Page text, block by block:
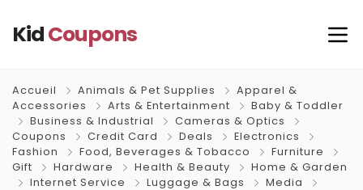
KidCoupons
Accueil Animals & Pet Supplies
Apparel &
Accessories
Arts & Entertainment
Baby & Toddler
Business & Industrial
Cameras & Optics
Coupons
Credit Card Deals
Electronics
Fashion
Food, Beverages & Tobacco
Furniture
Gift
Hardware Health & Beauty
Home & Garden
Internet Service
Luggage & Bags
Media